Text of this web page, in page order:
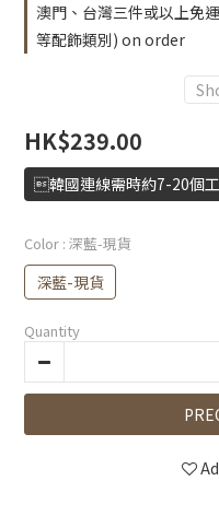
澳門、台灣三件或以上免
等配飾類別) on order
HK$239.00
韓國連線需時約7-20個
Color : 深藍-現貨
深藍-現貨
Quantity